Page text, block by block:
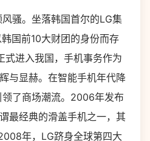
骚。坐落韩国首尔的LG集
国前10大财团的身份而存
式进入我国，手机事务作为
与显赫。在智能手机年代降
了商场潮流。2006年发布
最经典的滑盖手机之一，其
年，LG跻身全球第四大